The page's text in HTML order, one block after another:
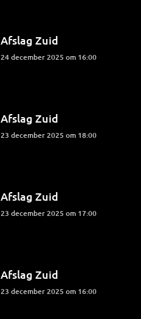
Afslag Zuid
24 december 2025 om 16:00
Afslag Zuid
23 december 2025 om 18:00
Afslag Zuid
23 december 2025 om 17:00
Afslag Zuid
23 december 2025 om 16:00